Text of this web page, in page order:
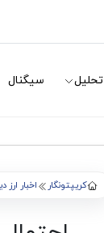
تحلیل سیگنال
کریپتونگار اخبار ارز